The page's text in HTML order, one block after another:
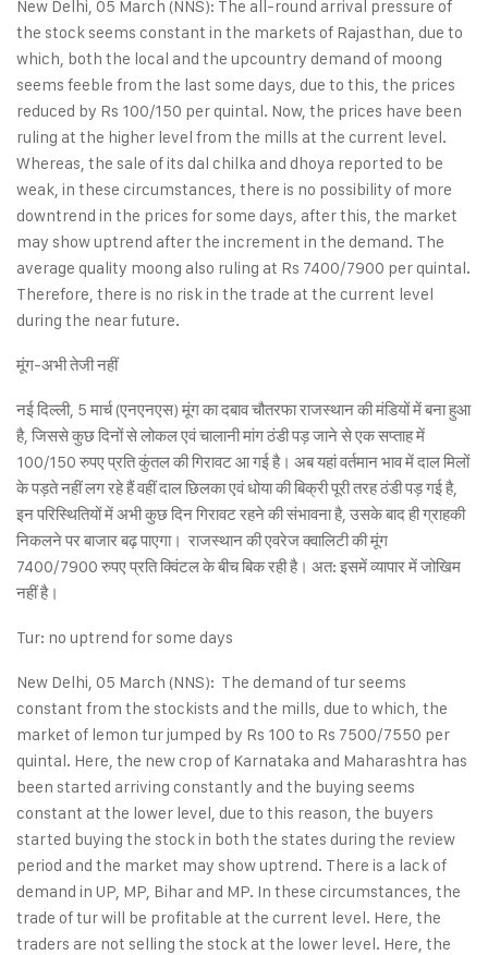
New Delhi, 05 March (NNS): The all-round arrival pressure of
the stock seems constant in the markets of Rajasthan, due to
which, both the local and the upcountry demand of moong
seems feeble from the last some days, due to this, the prices
reduced by Rs 100/150 per quintal. Now, the prices have been
ruling at the higher level from the mills at the current level.
Whereas, the sale of its dal chilka and dhoya reported to be
weak, in these circumstances, there is no possibility of more
downtrend in the prices for some days, after this, the market
may show uptrend after the increment in the demand. The
average quality moong also ruling at Rs 7400/7900 per quintal.
Therefore, there is no risk in the trade at the current level
during the near future.
मूंग-अभी तेजी नहीं
नई दिल्ली, 5 मार्च (एनएनएस) मूंग का दबाव चौतरफा राजस्थान की मंडियों में बना हुआ
है, जिससे कुछ दिनों से लोकल एवं चालानी मांग ठंडी पड़ जाने से एक सप्ताह में
100/150 रुपए प्रति कुंतल की गिरावट आ गई है। अब यहां वर्तमान भाव में दाल मिलों
के पड़ते नहीं लग रहे हैं वहीं दाल छिलका एवं धोया की बिक्री पूरी तरह ठंडी पड़ गई है,
इन परिस्थितियों में अभी कुछ दिन गिरावट रहने की संभावना है, उसके बाद ही ग्राहकी
निकलने पर बाजार बढ़ पाएगा। राजस्थान की एवरेज क्वालिटी की मूंग
7400/7900 रुपए प्रति क्विंटल के बीच बिक रही है। अत: इसमें व्यापार में जोखिम
नहीं है।
Tur: no uptrend for some days
New Delhi, 05 March (NNS): The demand of tur seems
constant from the stockists and the mills, due to which, the
market of lemon tur jumped by Rs 100 to Rs 7500/7550 per
quintal. Here, the new crop of Karnataka and Maharashtra has
been started arriving constantly and the buying seems
constant at the lower level, due to this reason, the buyers
started buying the stock in both the states during the review
period and the market may show uptrend. There is a lack of
demand in UP, MP, Bihar and MP. In these circumstances, the
trade of tur will be profitable at the current level. Here, the
traders are not selling the stock at the lower level. Here, the